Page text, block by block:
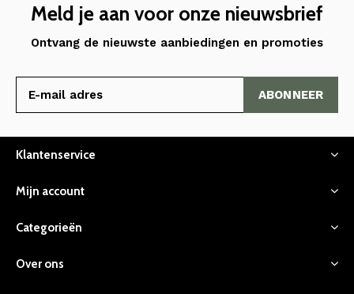
Meld je aan voor onze nieuwsbrief
Ontvang de nieuwste aanbiedingen en promoties
ABONNEER
Klantenservice
Mijn account
Categorieën
Over ons